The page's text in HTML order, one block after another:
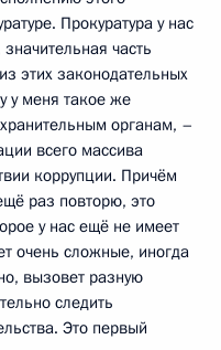
Прокуратура у нас
часть
этих законодательных
у меня такое же
органам, –
всего массива
коррупции. Причём
раз повторю, это
у нас ещё не имеет
очень сложные, иногда
вызовет разную
следить
Это первый